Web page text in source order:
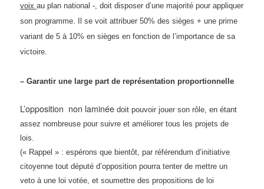
voixau plan national -, doit disposer d’une majorité pour appliquer
son programme. Il se voit attribuer 50% des sièges + une prime
variant de 5 à 10% en sièges en fonction de l’importance de sa
victoire.
– Garantir une large part de représentation proportionnelle
L’opposition non laminéedoit pouvoir jouer son rôle, en étant
assez nombreuse pour suivre et améliorer tous les projets de
lois.
(« Rappel » : espérons que bientôt, par référendum d’initiative
citoyenne tout député d’opposition pourra tenter de mettre un
veto à une loi votée, et soumettre des propositions de loi